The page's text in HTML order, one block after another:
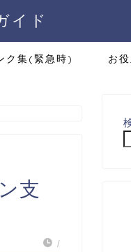
イド
ク集(緊急時) お
支
/